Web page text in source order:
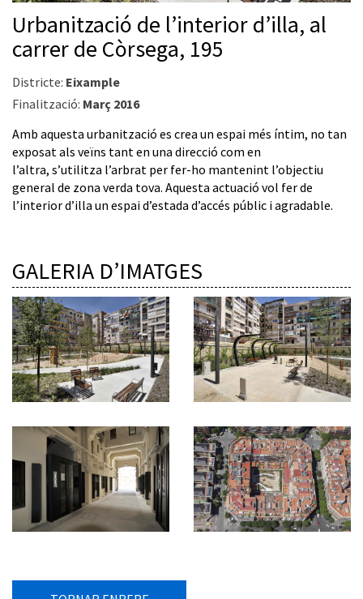
Urbanització de l’interior d’illa, al
carrer de Còrsega, 195
Districte: Eixample
Finalització: Març 2016
Amb aquesta urbanització es crea un espai més íntim, no tan
exposat als veïns tant en una direcció com en
l’altra, s’utilitza l’arbrat per fer-ho mantenint l’objectiu
general de zona verda tova. Aquesta actuació vol fer de
l’interior d’illa un espai d’estada d’accés públic i agradable.
GALERIA D’IMATGES